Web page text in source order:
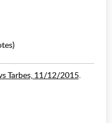
Tarbes, 11/12/2015.